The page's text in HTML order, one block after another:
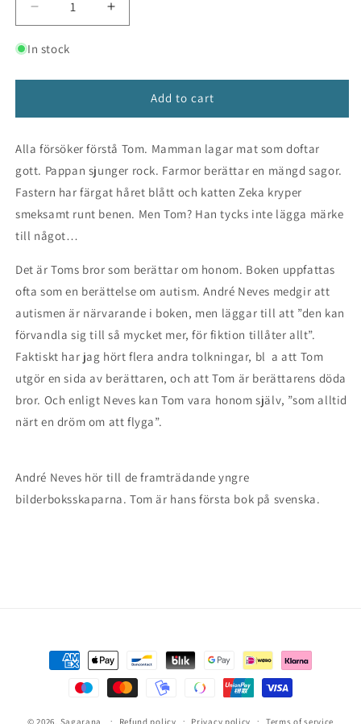
Decrease
quantity
for
Increase
quantity
In stock
Add to cart
Alla försöker förstå Tom. Mamman lagar mat som doftar
gott. Pappan sjunger rock. Farmor berättar en mängd sagor.
Fastern har färgat håret blått och katten Zeka kryper
smeksamt runt benen. Men Tom? Han tycks inte lägga märke
till något…
Det är Toms bror som berättar om honom. Boken uppfattas
ofta som en berättelse om autism. André Neves medgir att
autismen är närvarande i boken, men läggar till att ”den kan
förvandla sig till så mycket mer, för fiktion tillåter allt”.
Faktiskt har jag hört flera andra tolkningar, bl a att Tom
utgör en sida av berättaren, och att Tom är berättarens döda
bror. Och enligt Neves kan Tom vara honom själv, ”som alltid
närt en dröm om att flyga”.
André Neves hör till de framträdande yngre
bilderboksskaparna. Tom är hans första bok på svenska.
Payment
methods
© 2026, Sagarana Refund policy Privacy policy Terms of service